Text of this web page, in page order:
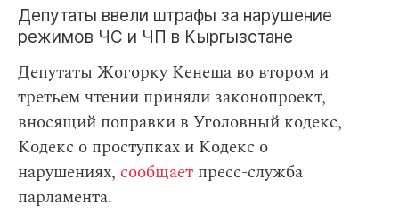
Депутаты ввели штрафы за нарушение
режимов ЧС и ЧП в Кыргызстане
Депутаты Жогорку Кенеша во втором и
третьем чтении приняли законопроект,
вносящий поправки в Уголовный кодекс,
Кодекс о проступках и Кодекс о
нарушениях, сообщает пресс-служба
парламента.